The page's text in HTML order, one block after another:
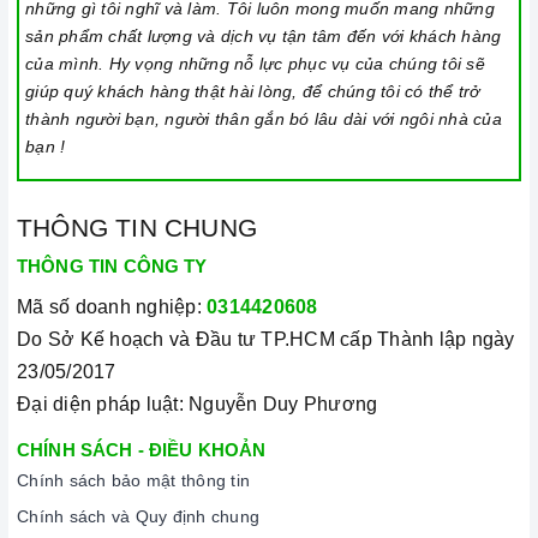
Đặt công suất/ nhiệt độ/ hẹn giờ và chế độ nấu Booster theo
hướng dẫn sử dụng.
Khóa trẻ em: sử dụng để bảo đảm an toàn nếu nhà có trẻ em
và để ngăn mọi tác động làm thay đổi các cài đặt trong quá
hoặc tắt tính năng này, nhấn giữ biểu tượng khóa trong vài
giây cho đến khi có tín hiệu thông báo.
Lưu ý vệ sinh và bảo quản bếp
Luôn dùng khăn mềm và khô để vệ sinh mặt bếp, chú ý lau
thật nhẹ để tránh làm trầy xước mặt bếp.
tẩy rửa chuyên dụng để lau mặt bếp.
thời gian nấu nướng để đảm bảo an toàn.
những gì tôi nghĩ và làm. Tôi luôn mong muốn mang những
sản phẩm chất lượng và dịch vụ tận tâm đến với khách hàng
của mình. Hy vọng những nỗ lực phục vụ của chúng tôi sẽ
giúp quý khách hàng thật hài lòng, để chúng tôi có thể trở
thành người bạn, người thân gắn bó lâu dài với ngôi nhà của
bạn !
THÔNG TIN CHUNG
THÔNG TIN CÔNG TY
Mã số doanh nghiệp: 0314420608
Do Sở Kế hoạch và Đầu tư TP.HCM cấp Thành lập ngày
23/05/2017
Đại diện pháp luật: Nguyễn Duy Phương
CHÍNH SÁCH - ĐIỀU KHOẢN
Chính sách bảo mật thông tin
Chính sách và Quy định chung